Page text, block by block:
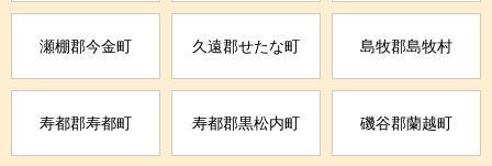
瀬棚郡今金町 久遠郡せたな町 島牧郡島牧村
寿都郡寿都町 寿都郡黒松内町 磯谷郡蘭越町